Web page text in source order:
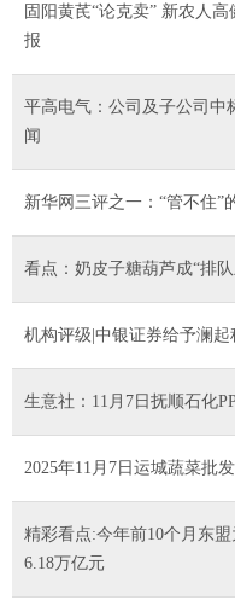
固阳黄芪“论克卖” 新农人高健峰，把“土疙瘩”做成大产业_焦点日
报
平高电气：公司及子公司中
闻
新华网三评之一：“管不住”
看点：奶皮子糖葫芦成“排
机构评级|中银证券给予澜
生意社：11月7日抚顺石化
2025年11月7日运城蔬菜批
精彩看点:今年前10个月东
6.18万亿元